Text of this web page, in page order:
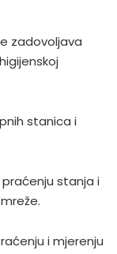
zadovoljava
stanica i
stanja i
i mjerenju